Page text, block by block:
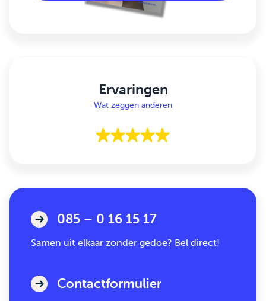
Ervaringen
Wat zeggen anderen
085 – 0 16 15 17
Samen uit elkaar zonder gedoe? Bel direct!
Contactformulier